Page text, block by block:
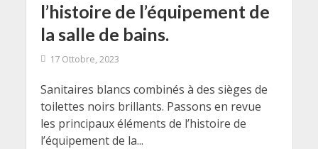
l’histoire de l’équipement de
la salle de bains.
17 Ottobre, 2023
Sanitaires blancs combinés à des sièges de
toilettes noirs brillants. Passons en revue
les principaux éléments de l’histoire de
l’équipement de la...